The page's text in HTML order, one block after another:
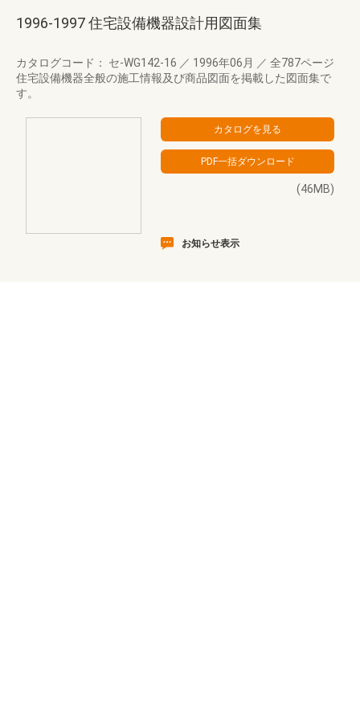
1996-1997 住宅設備機器設計用図面集
カタログコード： セ-WG142-16 ／ 1996年06月 ／ 全787ページ
住宅設備機器全般の施工情報及び商品図面を掲載した図面集で
す。
(46MB)
お知らせ表示